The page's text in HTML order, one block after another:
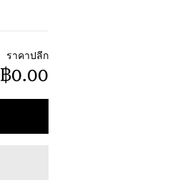
ราคาปลีก
฿0.00